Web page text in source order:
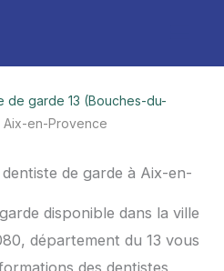
de garde 13 (Bouches-du-
en-Provence
de garde à Aix-en-
disponible dans la ville
département du 13 vous